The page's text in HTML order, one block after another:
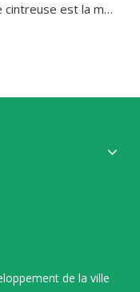
Quelle cintreuse est la meilleure pour des courbures précises sur des tuyaux en acier inoxydable et en cuivre
de la ville